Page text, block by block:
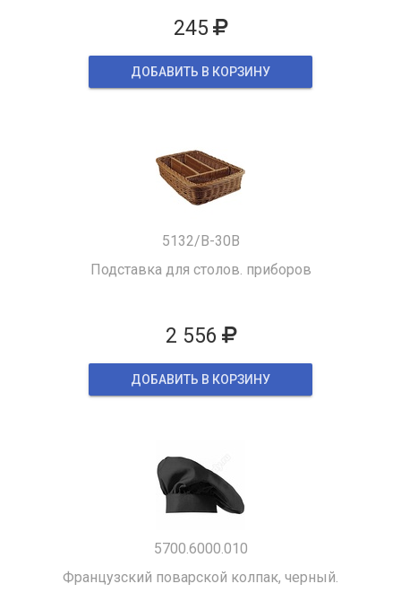
245
ДОБАВИТЬ В КОРЗИНУ
5132/B-30B
Подставка для столов. приборов
2 556
ДОБАВИТЬ В КОРЗИНУ
5700.6000.010
Французский поварской колпак, черный.